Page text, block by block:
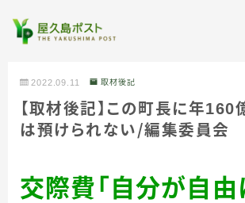
全記事カテゴリー
2022.09.11 取材後記
【取材後記】この町長に年160
は預けられない／編集委員会
交際費「自分が自由